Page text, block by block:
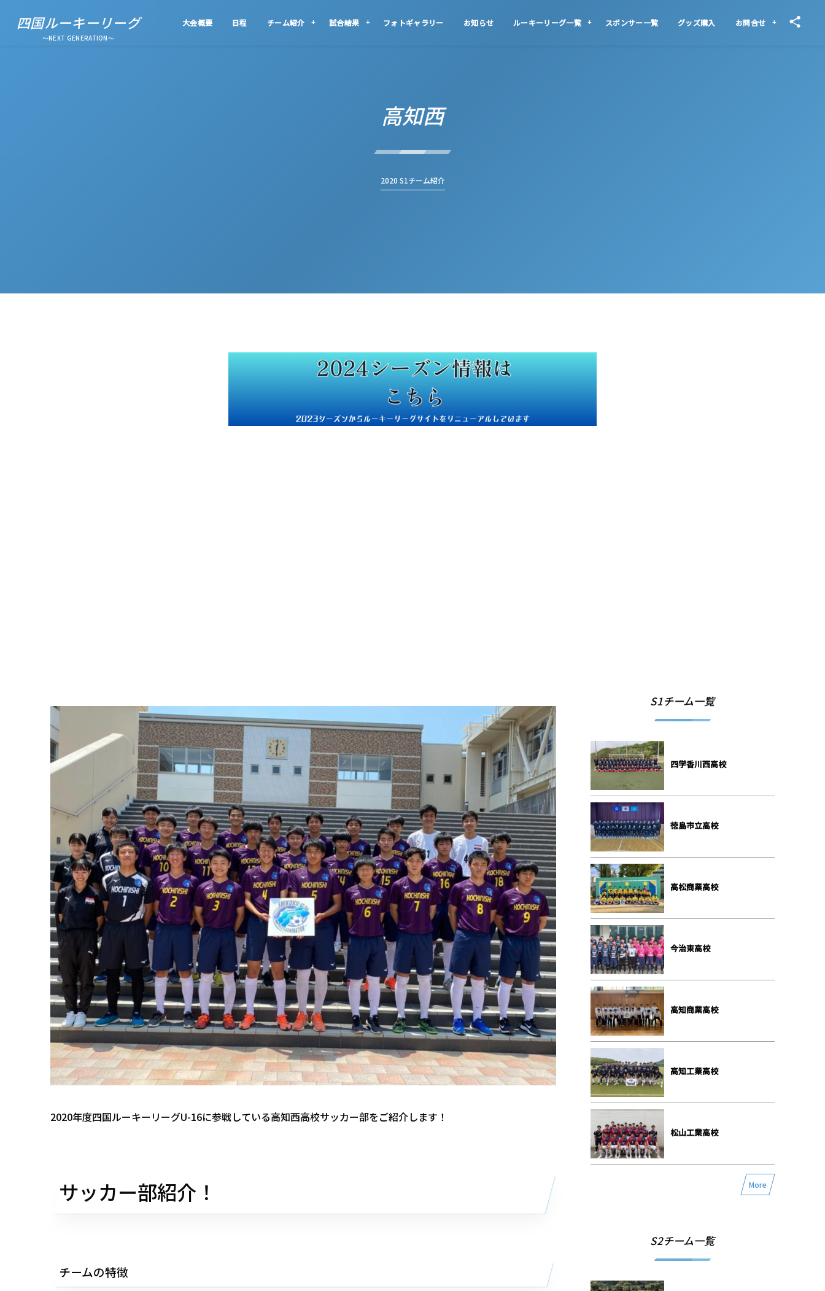
四国ルーキーリーグ
～NEXT GENERATION～
大会概要 日程 チーム紹介 試合結果 フォトギャラリー お知らせ ルーキーリーグ一覧 スポンサー一覧 グッズ購入 お問合せ
高知西
2020 S1チーム紹介
2020年度四国ルーキーリーグU-16に参戦している高知西高校サッカー部をご紹介します！
サッカー部紹介！
チームの特徴
S1チーム一覧
四学香川西高校
徳島市立高校
高松商業高校
今治東高校
高知商業高校
高知工業高校
松山工業高校
More
S2チーム一覧